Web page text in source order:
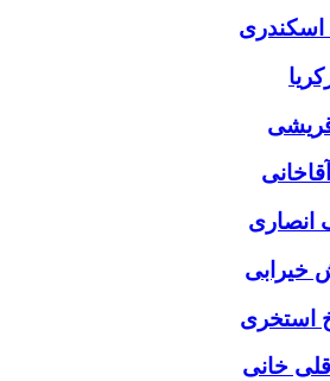
اسکندری
انصاری
خیرابی
استخری
خانی